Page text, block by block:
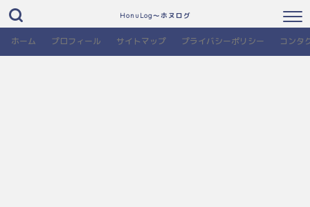
HonuLog～ホヌログ
ホーム プロフィール サイトマップ プライバシーポリシー コンタ